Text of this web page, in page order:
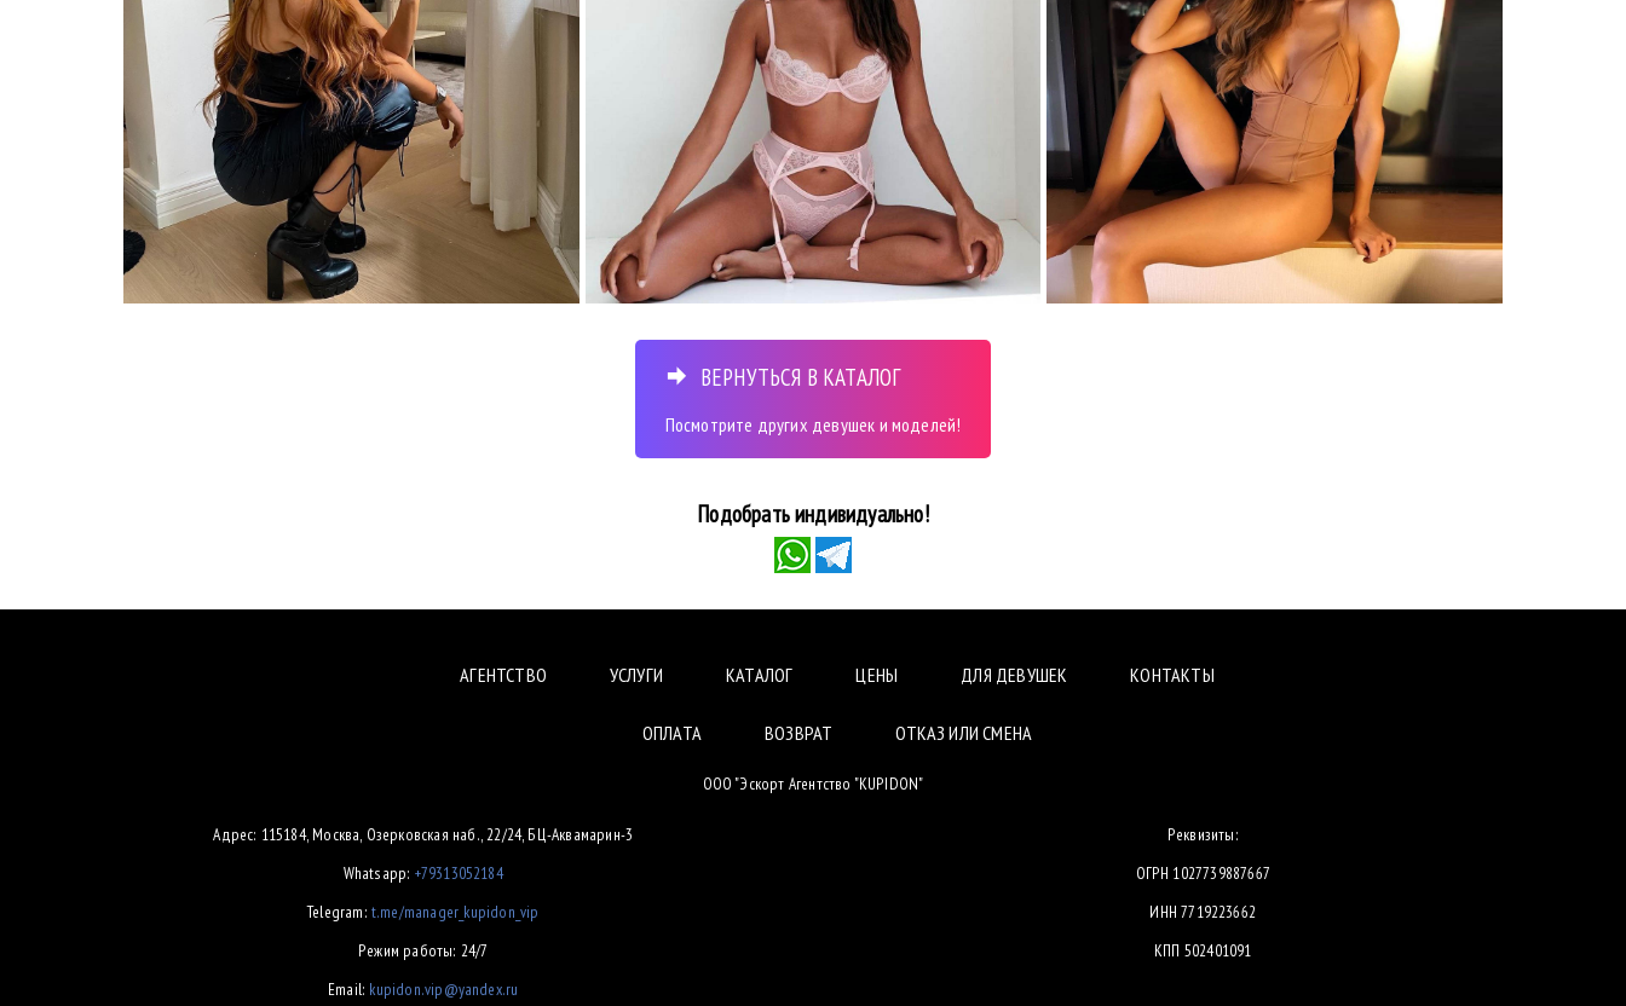
ВЕРНУТЬСЯ В КАТАЛОГ
Посмотрите других девушек и моделей!
Подобрать индивидуально!
АГЕНТСТВО УСЛУГИ КАТАЛОГ ЦЕНЫ ДЛЯ ДЕВУШЕК КОНТАКТЫ
ОПЛАТА ВОЗВРАТ ОТКАЗ ИЛИ СМЕНА
ООО "Эскорт Агентство "KUPIDON"
Адрес: 115184, Москва, Озерковская наб., 22/24, БЦ-Аквамарин-3
Whatsapp: +79313052184
Telegram: t.me/manager_kupidon_vip
Режим работы: 24/7
Email: kupidon.vip@yandex.ru
Реквизиты:
ОГРН 1027739887667
ИНН 7719223662
КПП 502401091